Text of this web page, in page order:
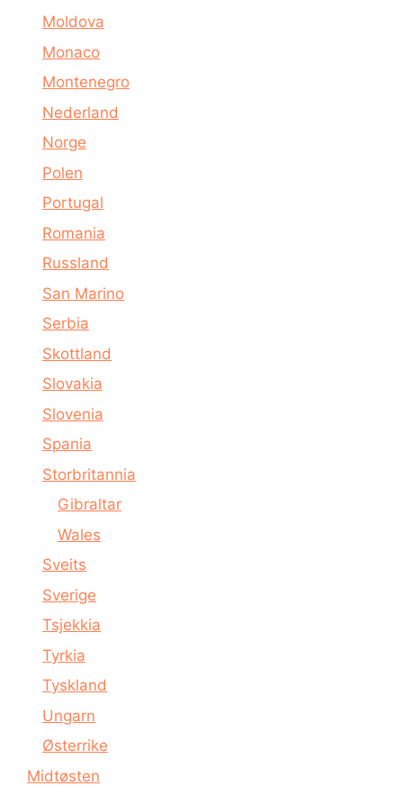
Moldova
Monaco
Montenegro
Nederland
Norge
Polen
Portugal
Romania
Russland
San Marino
Serbia
Skottland
Slovakia
Slovenia
Spania
Storbritannia
Gibraltar
Wales
Sveits
Sverige
Tsjekkia
Tyrkia
Tyskland
Ungarn
Østerrike
Midtøsten